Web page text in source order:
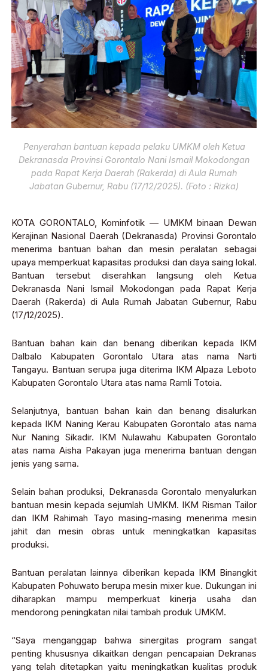
Penyerahan bantuan kepada pelaku UMKM oleh Ketua
Dekranasda Provinsi Gorontalo Nani Ismail Mokodongan
pada Rapat Kerja Daerah (Rakerda) di Aula Rumah
Jabatan Gubernur, Rabu (17/12/2025). (Foto : Rizka)
KOTA GORONTALO, Kominfotik — UMKM binaan Dewan
Kerajinan Nasional Daerah (Dekranasda) Provinsi Gorontalo
menerima bantuan bahan dan mesin peralatan sebagai
upaya memperkuat kapasitas produksi dan daya saing lokal.
Bantuan tersebut diserahkan langsung oleh Ketua
Dekranasda Nani Ismail Mokodongan pada Rapat Kerja
Daerah (Rakerda) di Aula Rumah Jabatan Gubernur, Rabu
(17/12/2025).
Bantuan bahan kain dan benang diberikan kepada IKM
Dalbalo Kabupaten Gorontalo Utara atas nama Narti
Tangayu. Bantuan serupa juga diterima IKM Alpaza Leboto
Kabupaten Gorontalo Utara atas nama Ramli Totoia.
Selanjutnya, bantuan bahan kain dan benang disalurkan
kepada IKM Naning Kerau Kabupaten Gorontalo atas nama
Nur Naning Sikadir. IKM Nulawahu Kabupaten Gorontalo
atas nama Aisha Pakayan juga menerima bantuan dengan
jenis yang sama.
Selain bahan produksi, Dekranasda Gorontalo menyalurkan
bantuan mesin kepada sejumlah UMKM. IKM Risman Tailor
dan IKM Rahimah Tayo masing-masing menerima mesin
jahit dan mesin obras untuk meningkatkan kapasitas
produksi.
Bantuan peralatan lainnya diberikan kepada IKM Binangkit
Kabupaten Pohuwato berupa mesin mixer kue. Dukungan ini
diharapkan mampu memperkuat kinerja usaha dan
mendorong peningkatan nilai tambah produk UMKM.
“Saya menganggap bahwa sinergitas program sangat
penting khususnya dikaitkan dengan pencapaian Dekranas
yang telah ditetapkan yaitu meningkatkan kualitas produk